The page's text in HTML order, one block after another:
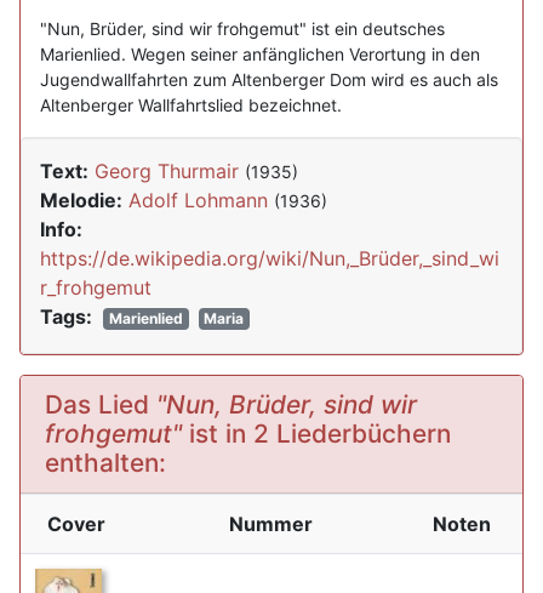
"Nun, Brüder, sind wir frohgemut" ist ein deutsches
Marienlied. Wegen seiner anfänglichen Verortung in den
Jugendwallfahrten zum Altenberger Dom wird es auch als
Altenberger Wallfahrtslied bezeichnet.
Text: Georg Thurmair (1935)
Melodie: Adolf Lohmann (1936)
Info:
https://de.wikipedia.org/wiki/Nun,_Brüder,_sind_wi
r_frohgemut
Tags:
Marienlied Maria
Das Lied "Nun, Brüder, sind wir
frohgemut"ist in 2 Liederbüchern
enthalten:
Cover Nummer Noten